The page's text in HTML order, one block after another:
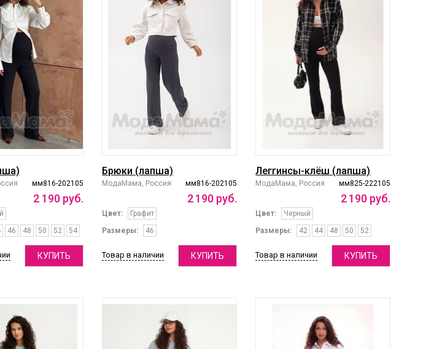
мм816-202105
2 190 руб.
46 48 50 52 54
КУПИТЬ
Брюки (лапша)
мм816-202105
МодаМама, Россия
2 190 руб.
Цвет:
Графит
Размеры:
46
Товар в наличии КУПИТЬ
Леггинсы-клёш (лапша)
мм825-222105
МодаМама, Россия
2190 руб.
Цвет:
Черный
Размеры:
42 44 48 50 52
Товар в наличии КУПИТЬ